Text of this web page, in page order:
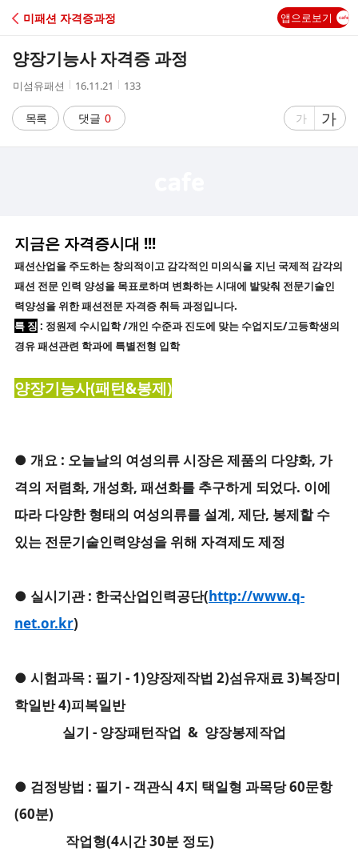
C
A
미패션 자격증과정 앱으로보기
양장기능사 자격증 과정
작
자
미섬유패션
작
시
간
16.11.21
조
수
133
목록 댓글 0
글
가
글
자
가
지금은 자격증시대 !!!
패션산업을 주도하는 창의적이고 감각적인 미의식을 지닌 국제적 감각의
패션 전문 인력 양성을 목표로하며 변화하는 시대에 발맞춰 전문기술인
력양성을 위한 패션전문 자격증 취득 과정입니다.
특 징 : 정원제 수시입학 /개인 수준과 진도에 맞는 수업지도/고등학생의
경유 패션관련 학과에 특별전형 입학
양장기능사(패턴&봉제)
● 개요 : 오늘날의 여성의류 시장은 제품의 다양화, 가
격의 저렴화, 개성화, 패션화를 추구하게 되었다. 이에
따라 다양한 형태의 여성의류를 설계, 제단, 봉제할 수
있는 전문기술인력양성을 위해 자격제도 제정
● 실시기관 : 한국산업인력공단(http://www.q-
net.or.kr)
● 시험과목 : 필기 - 1)양장제작법 2)섬유재료 3)복장미
학일반 4)피복일반
실기 - 양장패턴작업 & 양장봉제작업
● 검정방법 : 필기 - 객관식 4지 택일형 과목당 60문항
(60분)
작업형(4시간 30분 정도)